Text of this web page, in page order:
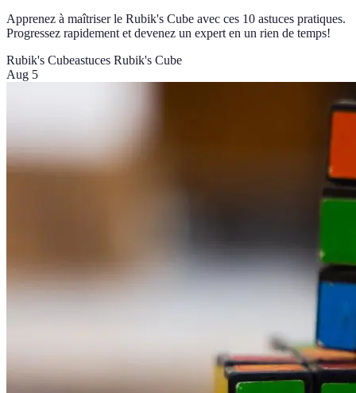
Apprenez à maîtriser le Rubik's Cube avec ces 10 astuces pratiques.
Progressez rapidement et devenez un expert en un rien de temps!
Rubik's Cubeastuces Rubik's Cube
Aug 5